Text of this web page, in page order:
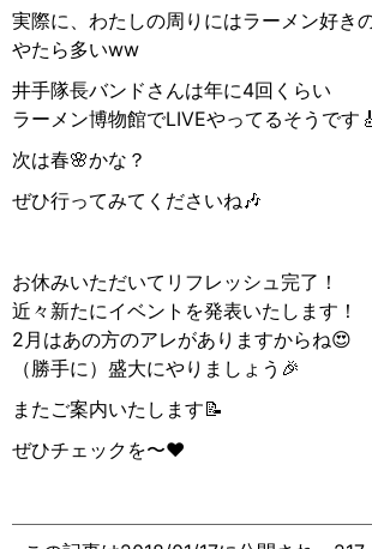
実際に、わたしの周りにはラーメン好き
やたら多いww
井手隊長バンドさんは年に4回くらい
ラーメン博物館でLIVEやってるそうです
次は春🌸かな？
ぜひ行ってみてくださいね🎶
お休みいただいてリフレッシュ完了！
近々新たにイベントを発表いたします！
2月はあの方のアレがありますからね😍
（勝手に）盛大にやりましょう🎉
またご案内いたします📝
ぜひチェックを〜❤️